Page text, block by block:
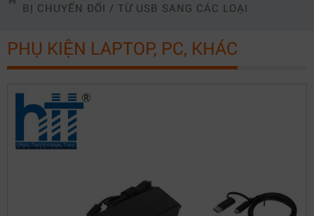
BỊ CHUYỂN ĐỔI / TỪ USB SANG CÁC LOẠI
PHỤ KIỆN LAPTOP, PC, KHÁC